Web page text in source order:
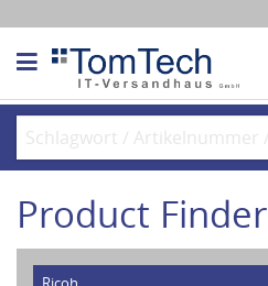
Product Finder